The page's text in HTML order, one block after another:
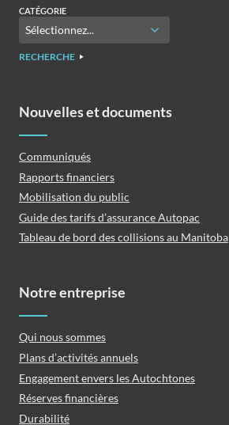
CATÉGORIE
RECHERCHE
Nouvelles et documents
Communiqués
Rapports financiers
Mobilisation du public
Guide des tarifs d’assurance Autopac
Tableau de bord des collisions au Manitoba
Notre entreprise
Qui nous sommes
Plans d’activités annuels
Engagement envers les Autochtones
Réserves financières
Durabilité